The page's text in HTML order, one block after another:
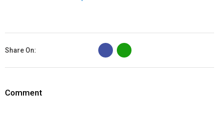
Share On:
B
Comment